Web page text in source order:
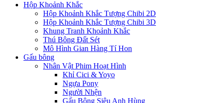
Hộp Khoảnh Khắc
Hộp Khoảnh Khắc Tượng Chibi 2D
Hộp Khoảnh Khắc Tượng Chibi 3D
Khung Tranh Khoảnh Khắc
Thú Bông Đất Sét
Mô Hình Gian Hàng Tí Hon
Gấu bông
Nhân Vật Phim Hoạt Hình
Khỉ Cici & Yoyo
Ngựa Pony
Người Nhện
Gấu Bông Siêu Anh Hùng